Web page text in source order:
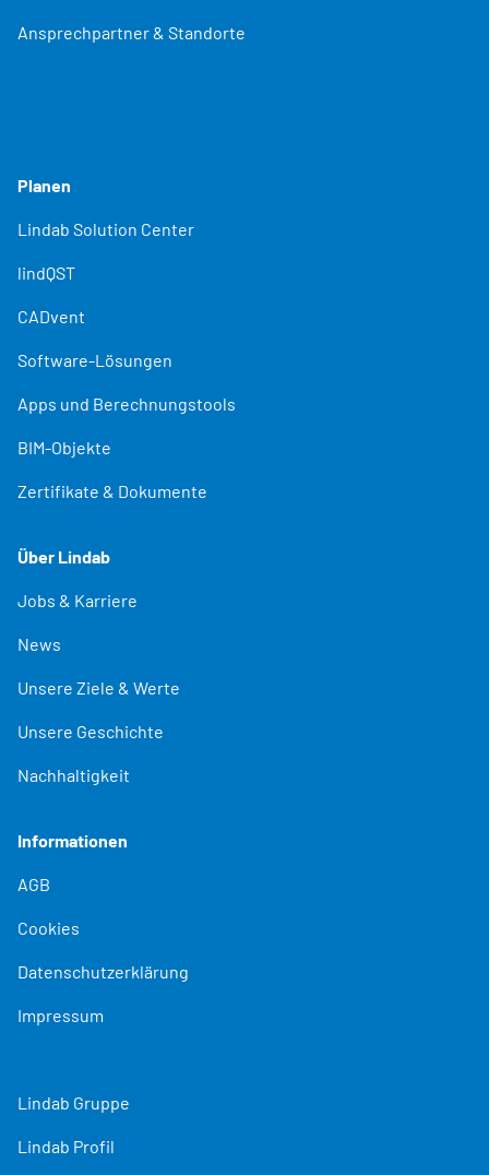
Ansprechpartner & Standorte
Planen
Lindab Solution Center
lindQST
CADvent
Software-Lösungen
Apps und Berechnungstools
BIM-Objekte
Zertifikate & Dokumente
Über Lindab
Jobs & Karriere
News
Unsere Ziele & Werte
Unsere Geschichte
Nachhaltigkeit
Informationen
AGB
Cookies
Datenschutzerklärung
Impressum
Lindab Gruppe
Lindab Profil